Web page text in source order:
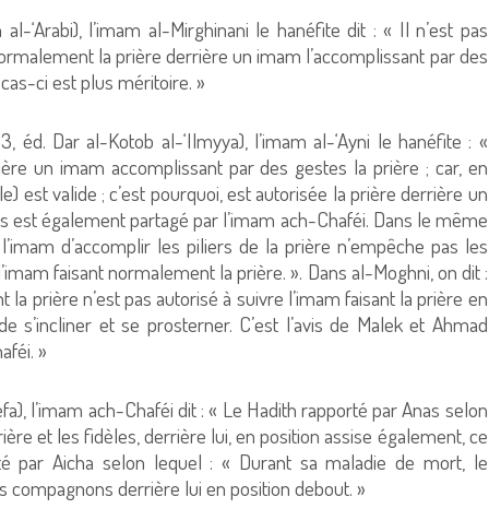
‘Arabi), l’imam al-Mirghinani le hanéfite dit : « Il n’est pas
la prière derrière un imam l’accomplissant par des
ci est plus méritoire. »
éd. Dar al-Kotob al-‘Ilmyya), l’imam al-‘Ayni le hanéfite : «
un imam accomplissant par des gestes la prière ; car, en
est valide ; c’est pourquoi, est autorisée la prière derrière un
est également partagé par l’imam ach-Chaféi. Dans le même
d’accomplir les piliers de la prière n’empêche pas les
faisant normalement la prière. ». Dans al-Moghni, on dit :
prière n’est pas autorisé à suivre l’imam faisant la prière en
s’incliner et se prosterner. C’est l’avis de Malek et Ahmad
»
l’imam ach-Chaféi dit : « Le Hadith rapporté par Anas selon
et les fidèles, derrière lui, en position assise également, ce
par Aicha selon lequel : « Durant sa maladie de mort, le
derrière lui en position debout. »